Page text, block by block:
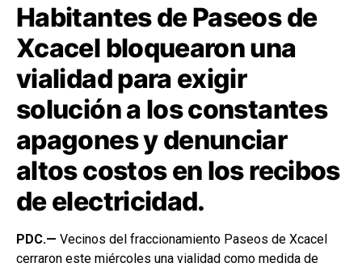
Habitantes de Paseos de
Xcacel bloquearon una
vialidad para exigir
solución a los constantes
apagones y denunciar
altos costos en los recibos
de electricidad.
PDC.— Vecinos del fraccionamiento Paseos de Xcacel
cerraron este miércoles una vialidad como medida de